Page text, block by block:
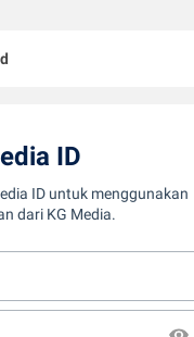
ID
ID untuk menggunakan
dari KG Media.